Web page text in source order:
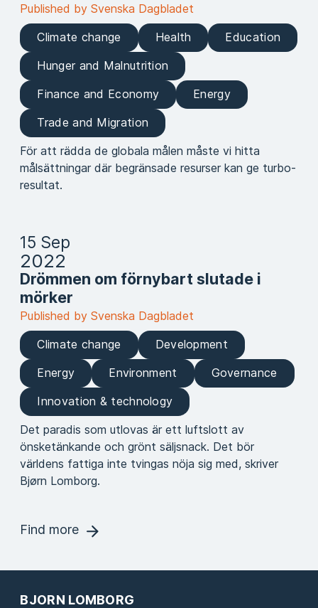
Published by Svenska Dagbladet
Climate change Health
Education
Hunger and Malnutrition
Finance and Economy
Energy
Trade and Migration
För att rädda de globala målen måste vi hitta
målsättningar där begränsade resurser kan ge turbo-
resultat.
15 Sep
2022
Drömmen om förnybart slutade i
mörker
Published by Svenska Dagbladet
Climate change
Development
Energy
Environment
Governance
Innovation & technology
Det paradis som utlovas är ett luftslott av
önsketänkande och grönt säljsnack. Det bör
världens fattiga inte tvingas nöja sig med, skriver
Bjørn Lomborg.
Find more
BJORN LOMBORG